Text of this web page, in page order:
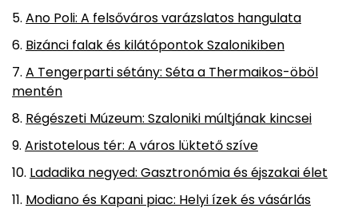
Ano Poli: A felsőváros varázslatos hangulata
Bizánci falak és kilátópontok Szalonikiben
A Tengerparti sétány: Séta a Thermaikos-öböl
mentén
Régészeti Múzeum: Szaloniki múltjának kincsei
Aristotelous tér: A város lüktető szíve
Ladadika negyed: Gasztronómia és éjszakai élet
Modiano és Kapani piac: Helyi ízek és vásárlás